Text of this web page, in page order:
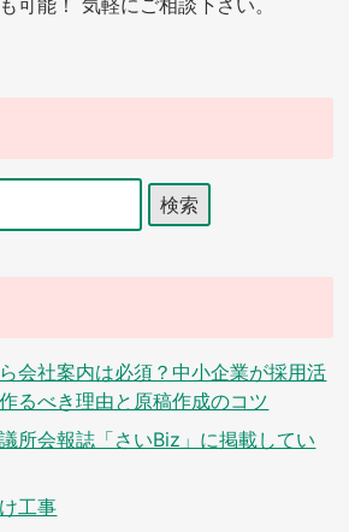
可能！ 気軽にご相談下さい。
会社案内は必須？中小企業が採用活
るべき理由と原稿作成のコツ
所会報誌「さいBiz」に掲載してい
工事